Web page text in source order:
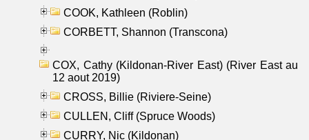
COOK, Kathleen (Roblin)
CORBETT, Shannon (Transcona)
COX, Cathy (Kildonan-River East) (River East au
12 aout 2019)
CROSS, Billie (Riviere-Seine)
CULLEN, Cliff (Spruce Woods)
CURRY, Nic (Kildonan)